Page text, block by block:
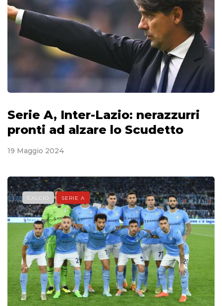
Serie A, Inter-Lazio: nerazzurri
pronti ad alzare lo Scudetto
19 Maggio 2024
CALCIO SERIE A